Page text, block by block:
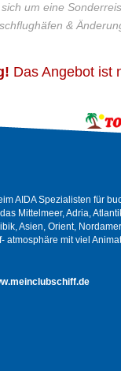
um eine
&
Das Angebot ist
AIDA Spezialisten für
Mittelmeer, Adria,
Asien, Orient,
atmosphäre mit viel